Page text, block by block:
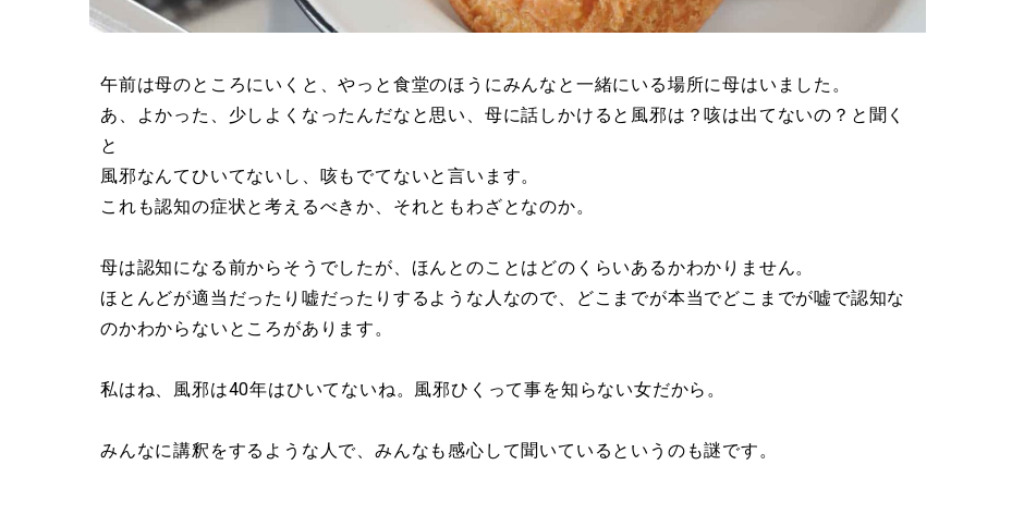
午前は母のところにいくと、やっと食堂のほうにみんなと一緒にいる場所に母はいました。
あ、よかった、少しよくなったんだなと思い、母に話しかけると風邪は？咳は出てないの？と聞く
と
風邪なんてひいてないし、咳もでてないと言います。
これも認知の症状と考えるべきか、それともわざとなのか。
母は認知になる前からそうでしたが、ほんとのことはどのくらいあるかわかりません。
ほとんどが適当だったり嘘だったりするような人なので、どこまでが本当でどこまでが嘘で認知な
のかわからないところがあります。
私はね、風邪は40年はひいてないね。風邪ひくって事を知らない女だから。
みんなに講釈をするような人で、みんなも感心して聞いているというのも謎です。